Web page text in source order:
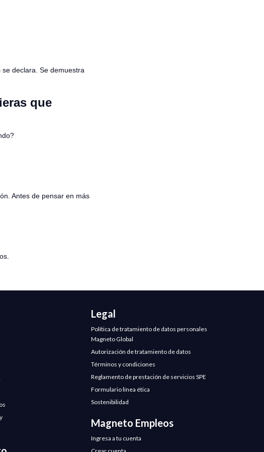
declara. Se demuestra
que
Antes de pensar en más
Legal
Política de tratamiento de datos personales
Magneto Global
Autorización de tratamiento de datos
Términos y condiciones
Reglamento de prestación de servicios SPE
Formulario línea ética
Sostenibilidad
Magneto Empleos
Ingresa a tu cuenta